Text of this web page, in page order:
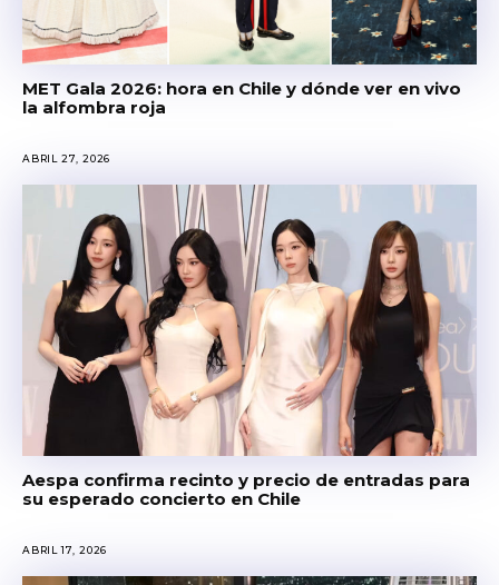
MET Gala 2026: hora en Chile y dónde ver en vivo
la alfombra roja
ABRIL 27, 2026
Aespa confirma recinto y precio de entradas para
su esperado concierto en Chile
ABRIL 17, 2026